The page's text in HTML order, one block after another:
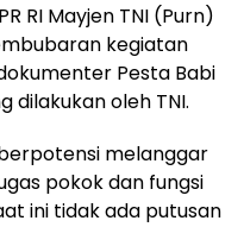
RI Mayjen TNI (Purn)
kegiatan
Pesta Babi
dilakukan oleh TNI.
melanggar
pokok dan fungsi
ini tidak ada putusan